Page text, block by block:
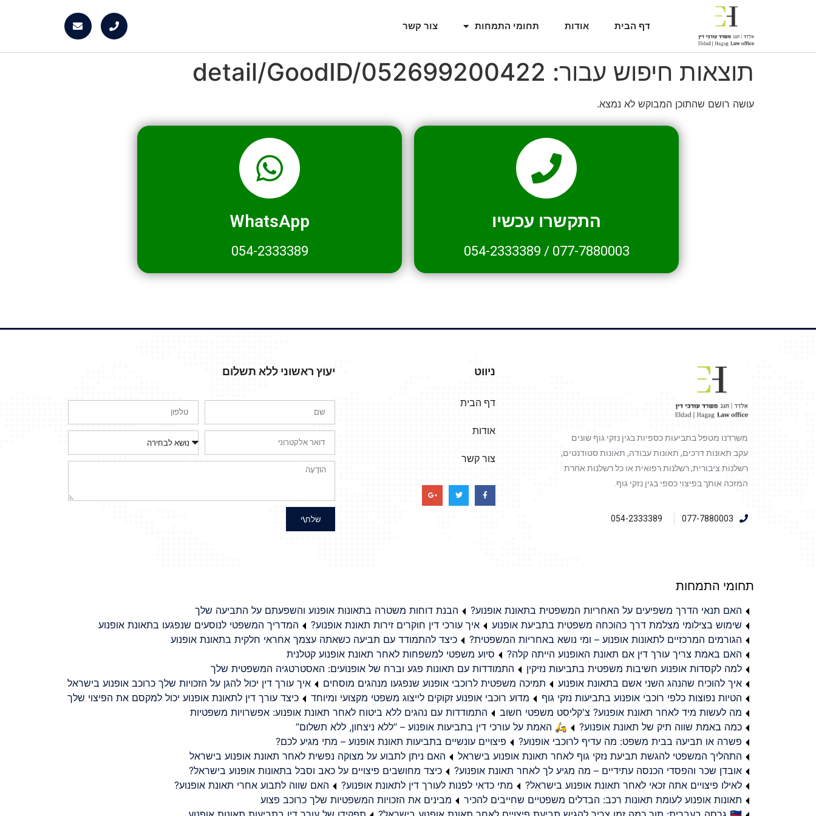
דף הבית אודות תחומי התמחות צור קשר
תוצאות חיפוש עבור: detail/GoodID/052699200422
עושה רושם שהתוכן המבוקש לא נמצא.
התקשרו עכשיו
077-7880003
/
054-2333389
WhatsApp
054-2333389
משרדנו מטפל בתביעות כספיות בגין נזקי גוף שונים
עקב תאונות דרכים, תאונות עבודה, תאונות סטודנטים,
רשלנות ציבורית, רשלנות רפואית או כל רשלנות אחרת
המזכה אותך בפיצוי כספי בגין נזקי גוף.
077-7880003
054-2333389
ניווט
דף הבית
אודות
צור קשר
יעוץ ראשוני ללא תשלום
שלח\י
תחומי התמחות
האם תנאי הדרך משפיעים על האחריות המשפטית בתאונת אופנוע?
הבנת דוחות משטרה בתאונות אופנוע והשפעתם על התביעה שלך
שימוש בצילומי מצלמת דרך כהוכחה משפטית בתביעת אופנוע
איך עורכי דין חוקרים זירות תאונת אופנוע?
המדריך המשפטי לנוסעים שנפגעו בתאונת אופנוע
הגורמים המרכזיים לתאונות אופנוע – ומי נושא באחריות המשפטית?
כיצד להתמודד עם תביעה כשאתה עצמך אחראי חלקית בתאונת אופנוע
האם באמת צריך עורך דין אם תאונת האופנוע הייתה קלה?
סיוע משפטי למשפחות לאחר תאונת אופנוע קטלנית
למה לקסדות אופנוע חשיבות משפטית בתביעות נזיקין
התמודדות עם תאונות פגע וברח של אופנועים: האסטרטגיה המשפטית שלך
איך להוכיח שהנהג השני אשם בתאונת אופנוע
תמיכה משפטית לרוכבי אופנוע שנפגעו מנהגים מוסחים
איך עורך דין יכול להגן על הזכויות שלך כרוכב אופנוע בישראל
הטיות נפוצות כלפי רוכבי אופנוע בתביעות נזקי גוף
מדוע רוכבי אופנוע זקוקים לייצוג משפטי מקצועי ומיוחד
כיצד עורך דין לתאונת אופנוע יכול למקסם את הפיצוי שלך
מה לעשות מיד לאחר תאונת אופנוע? צ'קליסט משפטי חשוב
התמודדות עם נהגים ללא ביטוח לאחר תאונת אופנוע: אפשרויות משפטיות
כמה באמת שווה תיק של תאונת אופנוע?
🛵 האמת על עורכי דין בתביעות אופנוע – “ללא ניצחון, ללא תשלום”
פשרה או תביעה בבית משפט: מה עדיף לרוכבי אופנוע?
פיצויים עונשיים בתביעות תאונת אופנוע – מתי מגיע לכם?
התהליך המשפטי להגשת תביעת נזקי גוף לאחר תאונת אופנוע בישראל
האם ניתן לתבוע על מצוקה נפשית לאחר תאונת אופנוע בישראל
אובדן שכר והפסדי הכנסה עתידיים – מה מגיע לך לאחר תאונת אופנוע?
כיצד מחושבים פיצויים על כאב וסבל בתאונות אופנוע בישראל?
לאילו פיצויים אתה זכאי לאחר תאונת אופנוע בישראל?
מתי כדאי לפנות לעורך דין לתאונת אופנוע?
האם שווה לתבוע אחרי תאונת אופנוע?
תאונות אופנוע לעומת תאונות רכב: הבדלים משפטיים שחייבים להכיר
מבינים את הזכויות המשפטיות שלך כרוכב פצוע